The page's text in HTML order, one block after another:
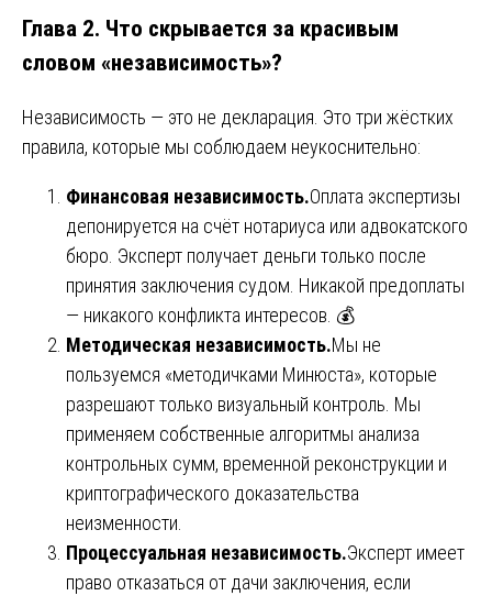
Глава 2. Что скрывается за красивым
словом «независимость»?
Независимость — это не декларация. Это три жёстких
правила, которые мы соблюдаем неукоснительно:
Финансовая независимость.Оплата экспертизы
депонируется на счёт нотариуса или адвокатского
бюро. Эксперт получает деньги только после
принятия заключения судом. Никакой предоплаты
— никакого конфликта интересов. 💰
Методическая независимость.Мы не
пользуемся «методичками Минюста», которые
разрешают только визуальный контроль. Мы
применяем собственные алгоритмы анализа
контрольных сумм, временной реконструкции и
криптографического доказательства
неизменности.
Процессуальная независимость.Эксперт имеет
право отказаться от дачи заключения, если